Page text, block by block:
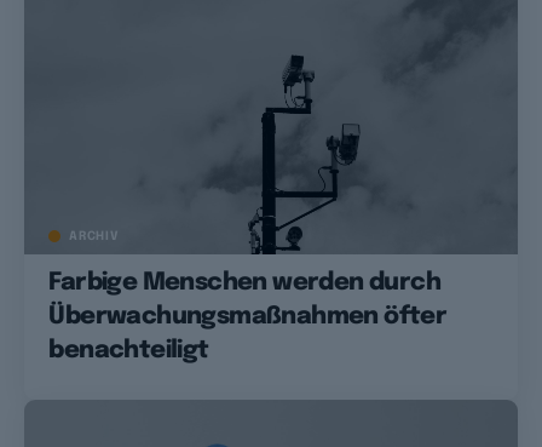
ARCHIV
Farbige Menschen werden durch
Überwachungsmaßnahmen öfter
benachteiligt